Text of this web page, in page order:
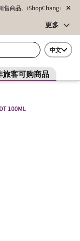
售商品。iShopChangi
更多
中文
旅客可购商品
100ML